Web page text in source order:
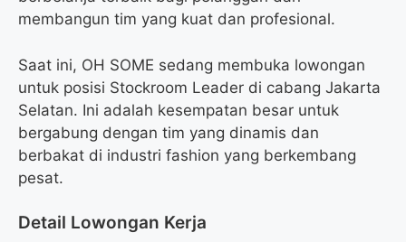
membangun tim yang kuat dan profesional.
Saat ini, OH SOME sedang membuka lowongan
untuk posisi Stockroom Leader di cabang Jakarta
Selatan. Ini adalah kesempatan besar untuk
bergabung dengan tim yang dinamis dan
berbakat di industri fashion yang berkembang
pesat.
Detail Lowongan Kerja